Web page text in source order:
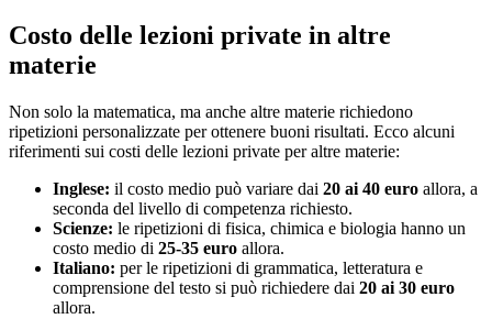
Costo delle lezioni private in altre
materie
Non solo la matematica, ma anche altre materie richiedono
ripetizioni personalizzate per ottenere buoni risultati. Ecco alcuni
riferimenti sui costi delle lezioni private per altre materie:
Inglese: il costo medio può variare dai 20 ai 40 euro allora, a
seconda del livello di competenza richiesto.
Scienze: le ripetizioni di fisica, chimica e biologia hanno un
costo medio di 25-35 euro allora.
Italiano: per le ripetizioni di grammatica, letteratura e
comprensione del testo si può richiedere dai 20 ai 30 euro
allora.